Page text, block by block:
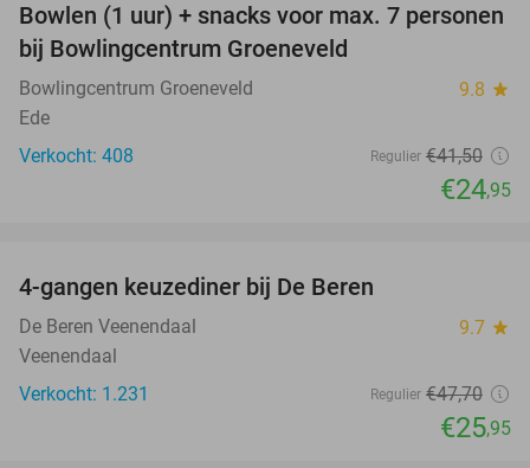
40%
Bowlen (1 uur) + snacks voor max. 7 personen
bij Bowlingcentrum Groeneveld
Bowlingcentrum Groeneveld 9.8 star
Ede
Verkocht: 408
Regulier €41,50
€24,95
4-gangen keuzediner bij De Beren
De Beren Veenendaal 9.7 star
Veenendaal
Verkocht: 1.231
Regulier €47,70
€25,95